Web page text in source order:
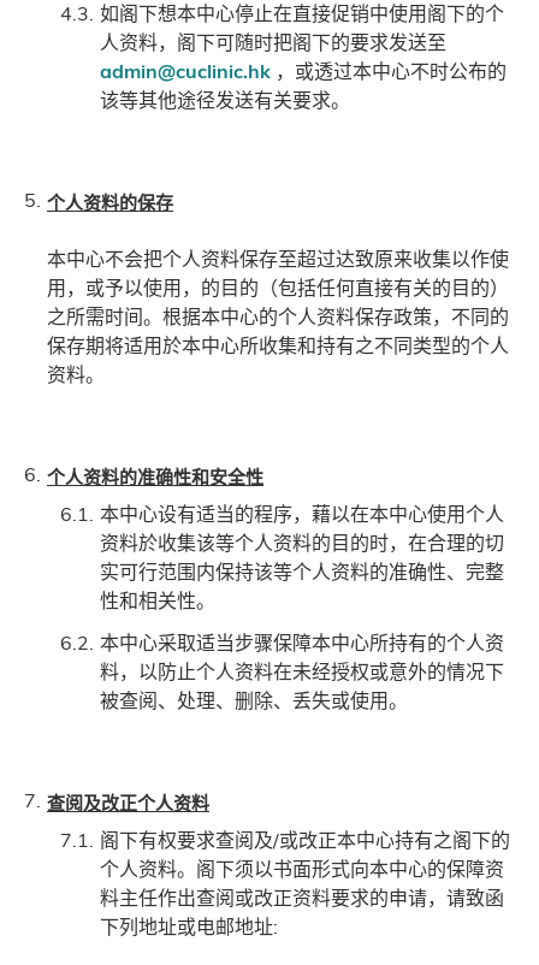
如阁下想本中心停止在直接促销中使用阁下的个
人资料，阁下可随时把阁下的要求发送至
admin@cuclinic.hk ，或透过本中心不时公布的
该等其他途径发送有关要求。
个人资料的保存
本中心不会把个人资料保存至超过达致原来收集以作使
用，或予以使用，的目的（包括任何直接有关的目的）
之所需时间。根据本中心的个人资料保存政策，不同的
保存期将适用於本中心所收集和持有之不同类型的个人
资料。
个人资料的准确性和安全性
本中心设有适当的程序，藉以在本中心使用个人
资料於收集该等个人资料的目的时，在合理的切
实可行范围内保持该等个人资料的准确性、完整
性和相关性。
本中心采取适当步骤保障本中心所持有的个人资
料，以防止个人资料在未经授权或意外的情况下
被查阅、处理、删除、丢失或使用。
查阅及改正个人资料
阁下有权要求查阅及/或改正本中心持有之阁下的
个人资料。阁下须以书面形式向本中心的保障资
料主任作出查阅或改正资料要求的申请，请致函
下列地址或电邮地址: